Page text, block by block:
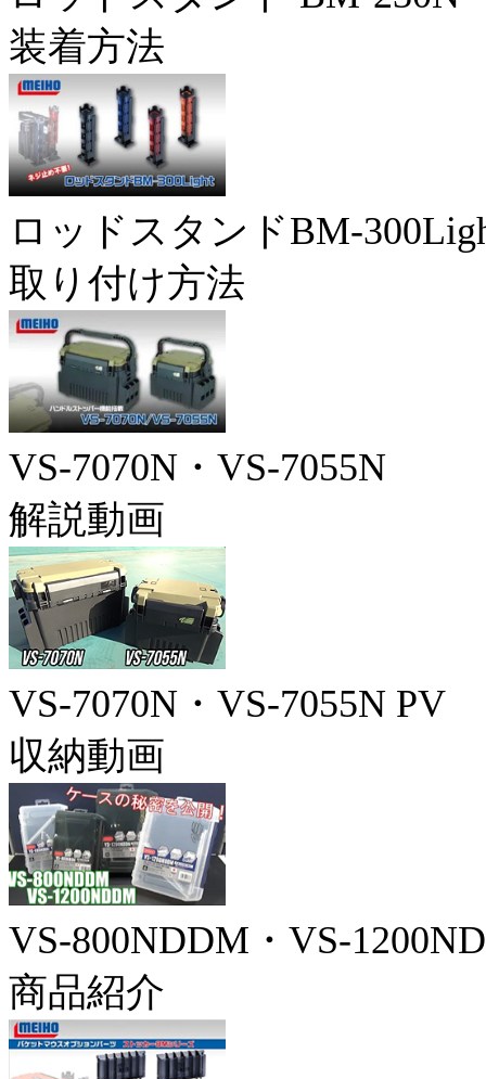
装着方法
ロッドスタンドBM-
取り付け方法
VS-7070N・VS-7055N
解説動画
VS-7070N・VS-7055N PV
収納動画
VS-800NDDM・VS-
商品紹介